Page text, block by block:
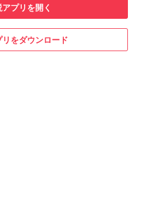
アプリを開く
リをダウンロード